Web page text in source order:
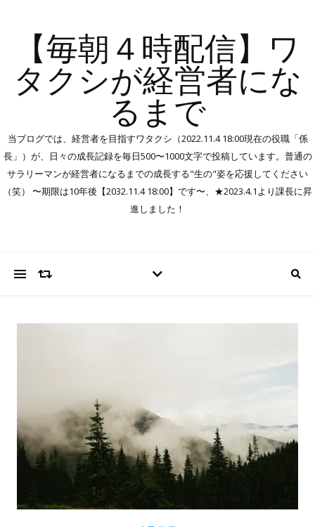
【毎朝４時配信】ワ
タクシが経営者にな
るまで
当ブログでは、経営者を目指すワタクシ（2022.11.4 18:00現在の役職「係
長」）が、日々の成長記録を毎日500〜1000文字で投稿しています。普通の
サラリーマンが経営者になるまでの成長する"生の"姿を応援してください
（笑） 〜期限は10年後【2032.11.4 18:00】です〜、★2023.4.1より課長に昇
進しました！